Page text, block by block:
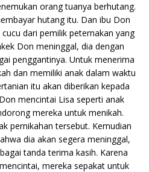
orang tuanya berhutang.
hutang itu. Dan ibu Don
dari pemilik peternakan yang
Don meninggal, dia dengan
penggantinya. Untuk menerima
dan memiliki anak dalam waktu
itu akan diberikan kepada
mencintai Lisa seperti anak
mereka untuk menikah.
pernikahan tersebut. Kemudian
dia akan segera meninggal,
tanda terima kasih. Karena
mereka sepakat untuk